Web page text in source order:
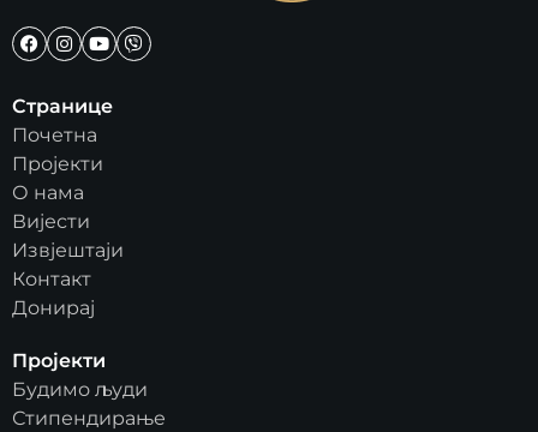
Странице
Почетна
Пројекти
О нама
Вијести
Извјештаји
Контакт
Донирај
Пројекти
Будимо људи
Стипендирање